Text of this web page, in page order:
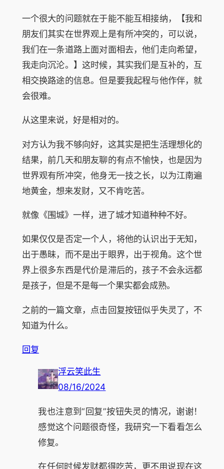
一个很大的问题就在于能不能互相接纳，【我和
朋友们其实在世界观上是有所冲突的，可以说，
我们在一条道路上面对面相去，他们走向希望，
我走向沉沦。】这时候，其实我们是互补的，互
相交换路途的信息。但是要我起程与他作伴，就
会很难。
从这里来说，好是相对的。
对方认为我不够向好，这其实是把生活理想化的
结果，前几天和朋友聊的有点不愉快，也是因为
世界观有所冲突，他身无一技之长，以为江南遍
地黄金，想来发财，又不肯吃苦。
就像《围城》一样，进了城才知道种种不好。
如果仅仅是否定一个人，将他的认识出于无知，
出于愚昧，而不是出于眼界，出于视角。这个世
界上很多东西是代价是滞后的，孩子不会永远都
是孩子，但是不是每一个果实都会成熟。
之前的一篇文章，点击回复按钮似乎失灵了，不
知道为什么。
回复
浮云笑此生
08/16/2024
我也注意到“回复”按钮失灵的情况，谢谢！
感觉这个问题很奇怪，我研究一下看看怎么
修复。
在任何时候发财都得吃苦，更不用说现在这